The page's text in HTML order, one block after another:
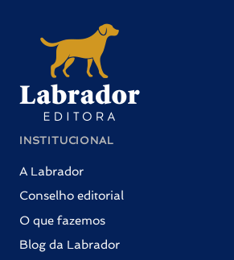
INSTITUCIONAL
A Labrador
Conselho editorial
O que fazemos
Blog da Labrador